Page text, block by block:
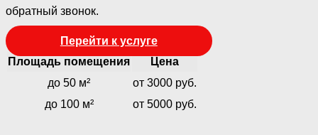
обратный звонок.
Перейти к услуге
Площадь помещения
Цена
до 50 м²
от 3000 руб.
до 100 м²
от 5000 руб.